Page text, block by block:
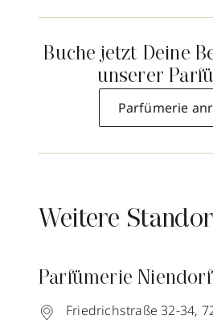
Buche jetzt Deine
unserer
Parfümerie
Weitere
Parfümerie Niendorf
Friedrichstraße 32-34,